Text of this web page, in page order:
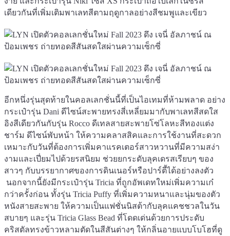
เดียวกันที่เพิ่มเติมพาเลทสีตามฤดูกาลอย่างสีชมพูและเขียว
อีกหนึ่งรุ่นสุดท้ายในคอลเลกชั่นนี้ที่เป็นไอเทมที่ห้ามพลาด อย่าง
กระเป๋ารุ่น Dani ดีไซน์สะพายทรงสี่เหลี่ยมมากับพาเลทสีสดใส
อิงสีเดียวกันกับรุ่น Rocco ดีเทลสายสะพายโซ่โลหะสีทองแต่ง
ชาร์ม ดีไซน์พับหน้า ให้ความคลาสสิคและการใช้งานที่สะดวก
เหมาะกับวันที่ต้องการเพิ่มคาแรคเตอร์สาวหวานที่มีความสง่า
งามและเปี่ยมไปด้วยรสนิยม ช่วยยกระดับลุคเดรสเรียบๆ ของ
สาวๆ กับบรรยากาศของการดินเนอร์หรือปาร์ตี้ได้อย่างลงตัว
นอกจากนี้ยังมีกระเป๋ารุ่น Tricia ที่ถูกอัพเดทใหม่เพิ่มความเก๋
กว่าครั้งก่อน ทั้งรุ่น Tricia Puffy ที่เพิ่มความหนาและนุ่มของตัว
หนังสายสะพาย ให้ความเป็นแฟชั่นนิสต้ากับลุคแคชชวลในวัน
สบายๆ และรุ่น Tricia Glass Bead ที่โดดเด่นด้วยการประดับ
คริสตัลทรงข้าวหลามตัดในสีสันต่างๆ ให้กลิ่นอายแบบโบโฮที่ดู